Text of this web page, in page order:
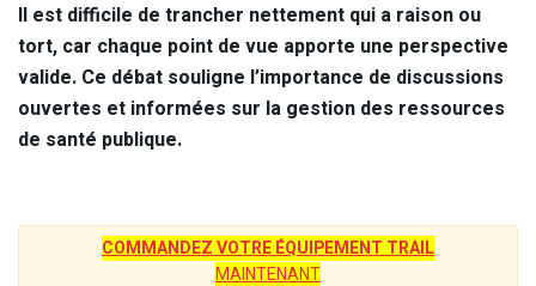
Il est difficile de trancher nettement qui a raison ou
tort, car chaque point de vue apporte une perspective
valide. Ce débat souligne l’importance de discussions
ouvertes et informées sur la gestion des ressources
de santé publique.
COMMANDEZ VOTRE ÉQUIPEMENT TRAIL
MAINTENANT